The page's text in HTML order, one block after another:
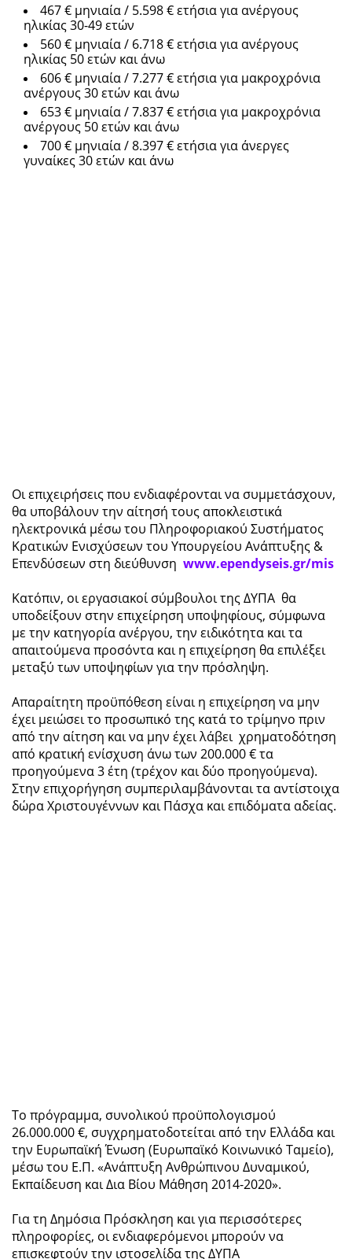
467 € μηνιαία / 5.598 € ετήσια για ανέργους
ηλικίας 30-49 ετών
560 € μηνιαία / 6.718 € ετήσια για ανέργους
ηλικίας 50 ετών και άνω
606 € μηνιαία / 7.277 € ετήσια για μακροχρόνια
ανέργους 30 ετών και άνω
653 € μηνιαία / 7.837 € ετήσια για μακροχρόνια
ανέργους 50 ετών και άνω
700 € μηνιαία / 8.397 € ετήσια για άνεργες
γυναίκες 30 ετών και άνω
Οι επιχειρήσεις που ενδιαφέρονται να συμμετάσχουν,
θα υποβάλουν την αίτησή τους αποκλειστικά
ηλεκτρονικά μέσω του Πληροφοριακού Συστήματος
Κρατικών Ενισχύσεων του Υπουργείου Ανάπτυξης &
Επενδύσεων στη διεύθυνση www.ependyseis.gr/mis
Κατόπιν, οι εργασιακοί σύμβουλοι της ΔΥΠΑ θα
υποδείξουν στην επιχείρηση υποψηφίους, σύμφωνα
με την κατηγορία ανέργου, την ειδικότητα και τα
απαιτούμενα προσόντα και η επιχείρηση θα επιλέξει
μεταξύ των υποψηφίων για την πρόσληψη.
Απαραίτητη προϋπόθεση είναι η επιχείρηση να μην
έχει μειώσει το προσωπικό της κατά το τρίμηνο πριν
από την αίτηση και να μην έχει λάβει χρηματοδότηση
από κρατική ενίσχυση άνω των 200.000 € τα
προηγούμενα 3 έτη (τρέχον και δύο προηγούμενα).
Στην επιχορήγηση συμπεριλαμβάνονται τα αντίστοιχα
δώρα Χριστουγέννων και Πάσχα και επιδόματα αδείας.
Το πρόγραμμα, συνολικού προϋπολογισμού
26.000.000 €, συγχρηματοδοτείται από την Ελλάδα και
την Ευρωπαϊκή Ένωση (Ευρωπαϊκό Κοινωνικό Ταμείο),
μέσω του Ε.Π. «Ανάπτυξη Ανθρώπινου Δυναμικού,
Εκπαίδευση και Δια Βίου Μάθηση 2014-2020».
Για τη Δημόσια Πρόσκληση και για περισσότερες
πληροφορίες, οι ενδιαφερόμενοι μπορούν να
επισκεφτούν την ιστοσελίδα της ΔΥΠΑ